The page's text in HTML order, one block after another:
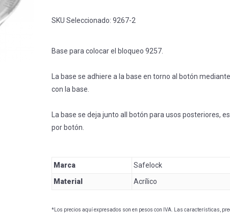
SKU Seleccionado: 9267-2
Base para colocar el bloqueo 9257.
La base se adhiere a la base en torno al botón
con la base.
La base se deja junto all botón para usos posteriores,
por botón.
Marca
Safelock
Material
Acrílico
*Los precios aquí expresados son en pesos con IVA. Las características,